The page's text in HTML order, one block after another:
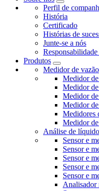
Perfil de
História
Certificado
Histórias de
Junte-se a nós
Produtos
Medidor de vazão
Medidor
Medidor
Medidor
Medidor
Medidores
Medidor
Análise de
Sensor e
Sensor e
Sensor e
Sensor e
Sensor e
Analisador